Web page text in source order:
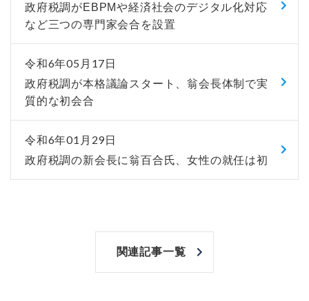
政府税調がEBPMや経済社会のデジタル化対応
など三つの専門家会合を設置
令和6年05月17日
政府税調が本格議論スタート、翁会長体制で実
質的な初会合
令和6年01月29日
政府税調の新会長に翁百合氏、女性の就任は初
関連記事一覧